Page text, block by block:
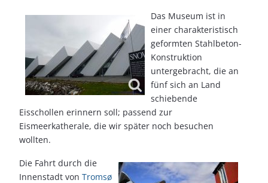
Das Museum ist in
einer charakteristisch
geformten Stahlbeton-
Konstruktion
untergebracht, die an
fünf sich an Land
schiebende
Eisschollen erinnern soll; passend zur
Eismeerkatherale, die wir später noch besuchen
wollten.
Die Fahrt durch die
Innenstadt von Tromsø